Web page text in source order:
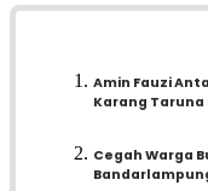
Amin Fauzi
Karang Taruna
Cegah Warga